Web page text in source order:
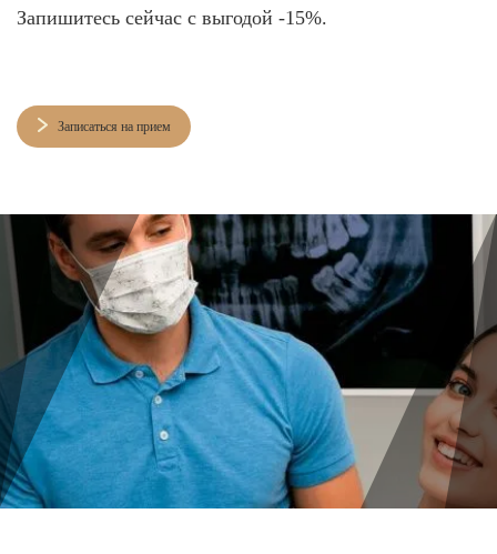
Запишитесь сейчас с выгодой -15%.
Записаться на прием